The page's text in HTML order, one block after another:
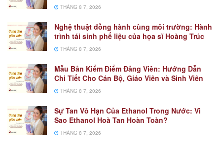
THÁNG 8 7, 2026
Nghệ thuật đồng hành cùng môi trường: Hành
trình tái sinh phế liệu của họa sĩ Hoàng Trúc
THÁNG 8 7, 2026
Mẫu Bản Kiểm Điểm Đảng Viên: Hướng Dẫn
Chi Tiết Cho Cán Bộ, Giáo Viên và Sinh Viên
THÁNG 8 7, 2026
Sự Tan Vô Hạn Của Ethanol Trong Nước: Vì
Sao Ethanol Hoà Tan Hoàn Toàn?
THÁNG 8 7, 2026